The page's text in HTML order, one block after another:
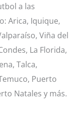
a las
Arica, Iquique,
Viña del
La Florida,
Talca,
Puerto
Natales y más.